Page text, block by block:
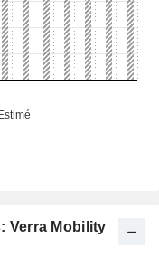
Verra Mobility